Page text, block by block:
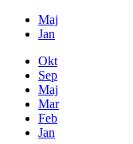
Maj
Jan
Okt
Sep
Maj
Mar
Feb
Jan